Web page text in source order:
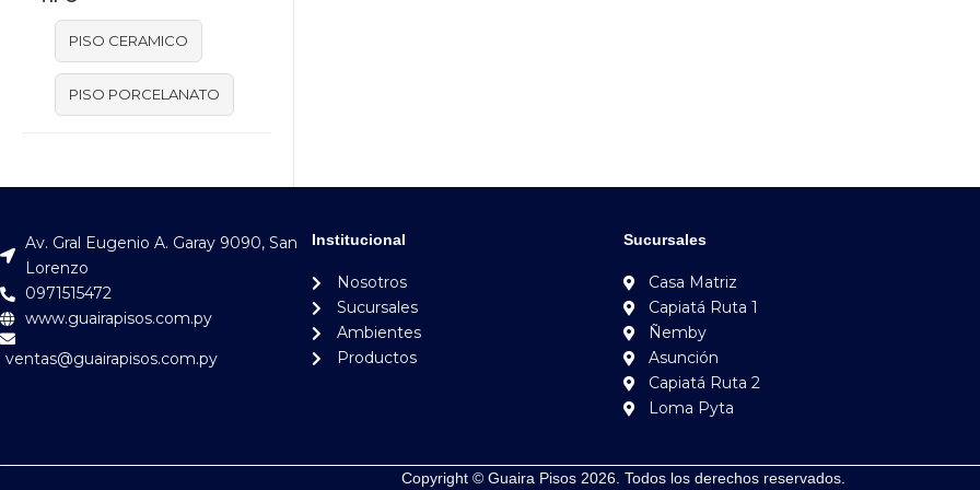
PISO CERAMICO
PISO PORCELANATO
Av. Gral Eugenio A. Garay 9090, San
Lorenzo
0971515472
www.guairapisos.com.py
ventas@guairapisos.com.py
Institucional
Nosotros
Sucursales
Ambientes
Productos
Sucursales
Casa Matriz
Capiatá Ruta 1
Ñemby
Asunción
Capiatá Ruta 2
Loma Pyta
Copyright © Guaira Pisos 2026. Todos los derechos reservados.